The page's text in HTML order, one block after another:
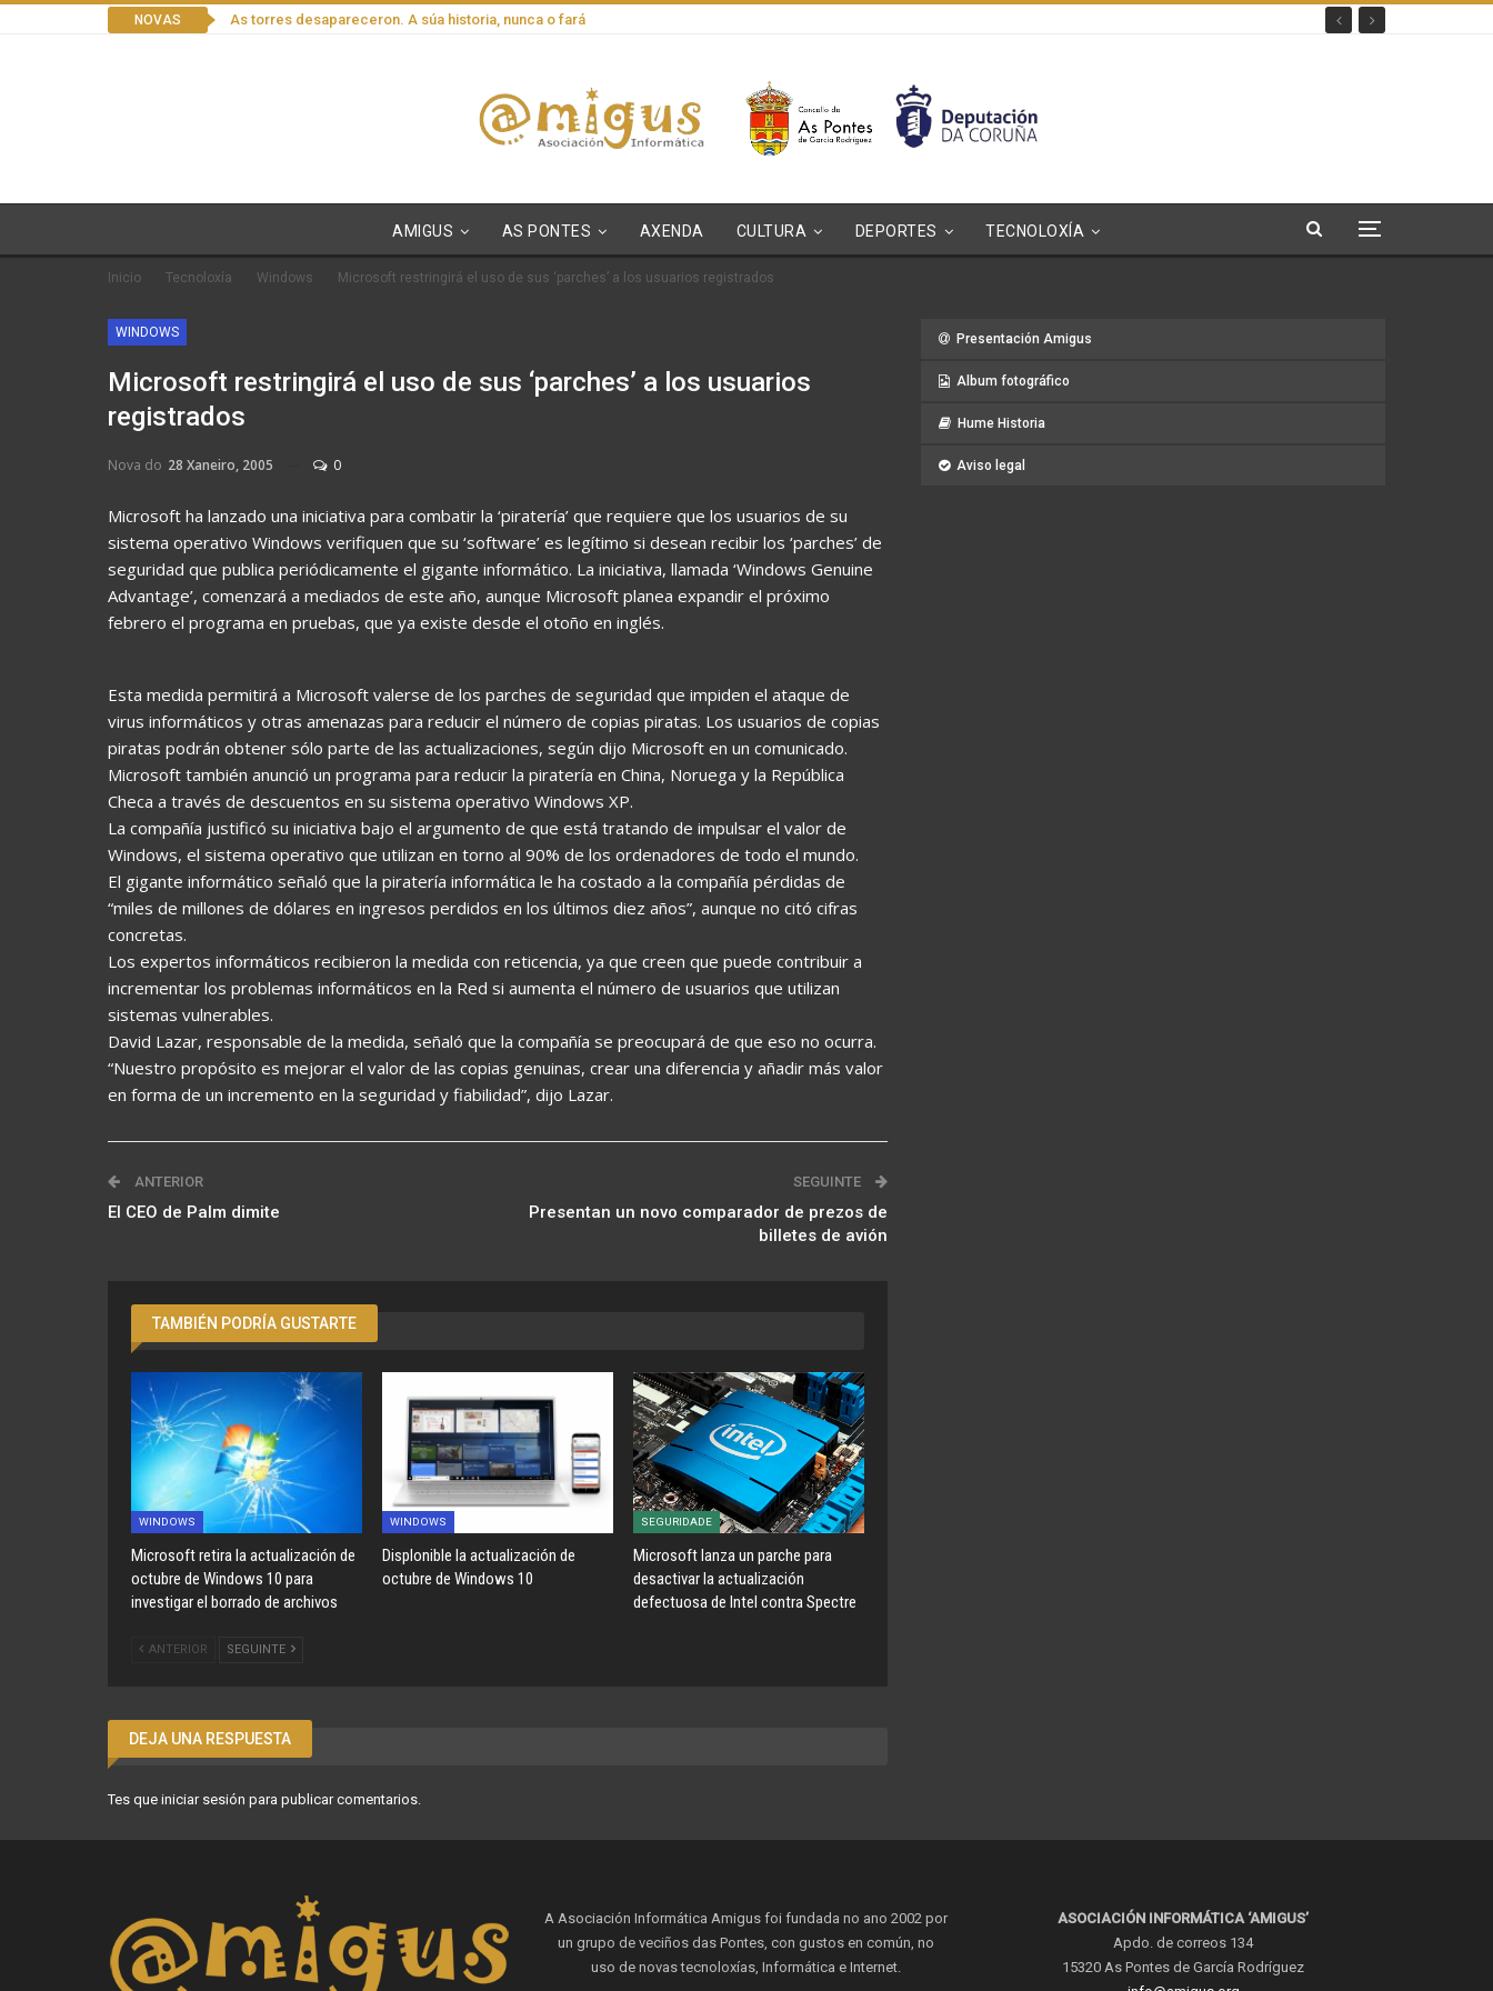
NOVAS As torres desapareceron. A súa historia, nunca o fará
AMIGUS AS PONTES AXENDA CULTURA DEPORTES TECNOLOXÍA
Inicio Tecnoloxía Windows Microsoft restringirá el uso de sus ‘parches’ a los usuarios registrados
WINDOWS
Microsoft restringirá el uso de sus ‘parches’ a los usuarios
registrados
Nova do 28 Xaneiro, 2005 0
Microsoft ha lanzado una iniciativa para combatir la ‘piratería’ que requiere que los usuarios de su
sistema operativo Windows verifiquen que su ‘software’ es legítimo si desean recibir los ‘parches’ de
seguridad que publica periódicamente el gigante informático. La iniciativa, llamada ‘Windows Genuine
Advantage’, comenzará a mediados de este año, aunque Microsoft planea expandir el próximo
febrero el programa en pruebas, que ya existe desde el otoño en inglés.
Esta medida permitirá a Microsoft valerse de los parches de seguridad que impiden el ataque de
virus informáticos y otras amenazas para reducir el número de copias piratas. Los usuarios de copias
piratas podrán obtener sólo parte de las actualizaciones, según dijo Microsoft en un comunicado.
Microsoft también anunció un programa para reducir la piratería en China, Noruega y la República
Checa a través de descuentos en su sistema operativo Windows XP.
La compañía justificó su iniciativa bajo el argumento de que está tratando de impulsar el valor de
Windows, el sistema operativo que utilizan en torno al 90% de los ordenadores de todo el mundo.
El gigante informático señaló que la piratería informática le ha costado a la compañía pérdidas de
“miles de millones de dólares en ingresos perdidos en los últimos diez años”, aunque no citó cifras
concretas.
Los expertos informáticos recibieron la medida con reticencia, ya que creen que puede contribuir a
incrementar los problemas informáticos en la Red si aumenta el número de usuarios que utilizan
sistemas vulnerables.
David Lazar, responsable de la medida, señaló que la compañía se preocupará de que eso no ocurra.
“Nuestro propósito es mejorar el valor de las copias genuinas, crear una diferencia y añadir más valor
en forma de un incremento en la seguridad y fiabilidad”, dijo Lazar.
ANTERIOR
El CEO de Palm dimite
SEGUINTE
Presentan un novo comparador de prezos de
billetes de avión
TAMBIÉN PODRÍA GUSTARTE
WINDOWS
Microsoft retira la actualización de
octubre de Windows 10 para
investigar el borrado de archivos
WINDOWS
Displonible la actualización de
octubre de Windows 10
SEGURIDADE
Microsoft lanza un parche para
desactivar la actualización
defectuosa de Intel contra Spectre
ANTERIOR SEGUINTE
DEJA UNA RESPUESTA
Tes que iniciar sesión para publicar comentarios.
Presentación Amigus
Album fotográfico
Hume Historia
Aviso legal
A Asociación Informática Amigus foi fundada no ano 2002 por
un grupo de veciños das Pontes, con gustos en común, no
uso de novas tecnoloxías, Informática e Internet.
ASOCIACIÓN INFORMÁTICA ‘AMIGUS’
Apdo. de correos 134
15320 As Pontes de García Rodríguez